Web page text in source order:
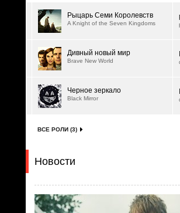
Рыцарь Семи Королевств
A Knight of the Seven Kingdoms
Дивный новый мир
Brave New World
Черное зеркало
Black Mirror
ВСЕ РОЛИ (3)
Новости